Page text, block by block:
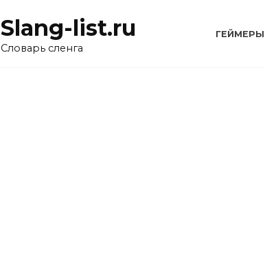
Slang-list.ru
Словарь сленга
ГЕЙМЕРЫ